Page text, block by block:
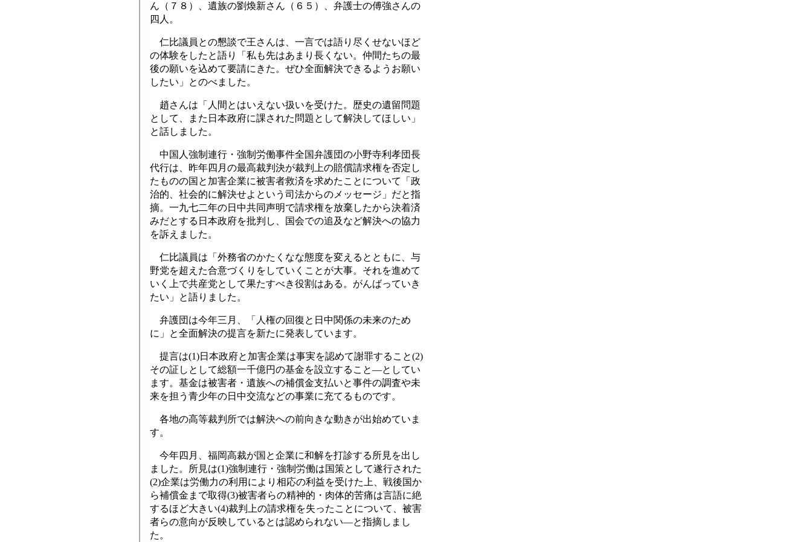
ん（７８）、遺族の劉煥新さん（６５）、弁護士の傅強さんの
四人。
仁比議員との懇談で王さんは、一言では語り尽くせないほど
の体験をしたと語り「私も先はあまり長くない。仲間たちの最
後の願いを込めて要請にきた。ぜひ全面解決できるようお願い
したい」とのべました。
趙さんは「人間とはいえない扱いを受けた。歴史の遺留問題
として、また日本政府に課された問題として解決してほしい」
と話しました。
中国人強制連行・強制労働事件全国弁護団の小野寺利孝団長
代行は、昨年四月の最高裁判決が裁判上の賠償請求権を否定し
たものの国と加害企業に被害者救済を求めたことについて「政
治的、社会的に解決せよという司法からのメッセージ」だと指
摘。一九七二年の日中共同声明で請求権を放棄したから決着済
みだとする日本政府を批判し、国会での追及など解決への協力
を訴えました。
仁比議員は「外務省のかたくなな態度を変えるとともに、与
野党を超えた合意づくりをしていくことが大事。それを進めて
いく上で共産党として果たすべき役割はある。がんばっていき
たい」と語りました。
弁護団は今年三月、「人権の回復と日中関係の未来のため
に」と全面解決の提言を新たに発表しています。
提言は(1)日本政府と加害企業は事実を認めて謝罪すること(2)
その証しとして総額一千億円の基金を設立すること―としてい
ます。基金は被害者・遺族への補償金支払いと事件の調査や未
来を担う青少年の日中交流などの事業に充てるものです。
各地の高等裁判所では解決への前向きな動きが出始めていま
す。
今年四月、福岡高裁が国と企業に和解を打診する所見を出し
ました。所見は(1)強制連行・強制労働は国策として遂行された
(2)企業は労働力の利用により相応の利益を受けた上、戦後国か
ら補償金まで取得(3)被害者らの精神的・肉体的苦痛は言語に絶
するほど大きい(4)裁判上の請求権を失ったことについて、被害
者らの意向が反映しているとは認められない―と指摘しまし
た。